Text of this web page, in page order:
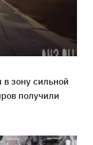
зону сильной
получили